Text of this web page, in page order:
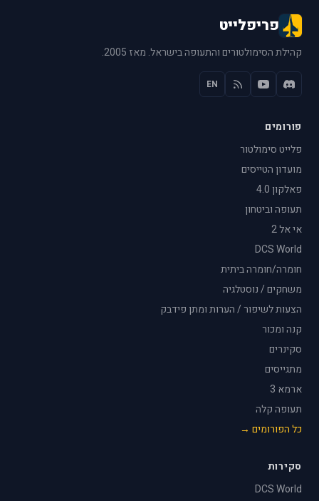
פריפלייט
קהילת הסימולטורים והתעופה בישראל. מאז 2005.
EN
פורומים
פלייט סימולטור
מועדון הטייסים
פאלקון 4.0
תעופה וביטחון
אי אל 2
DCS World
חומרה/חומרה ביתית
משחקים / נוסטלגיה
הצעות לשיפור / הערות ומתן פידבק
קנה ומכור
סקינרים
מתגייסים
ארמא 3
תעופה קלה
כל הפורומים →
סקירות
DCS World